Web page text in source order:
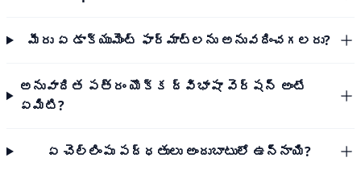
మీరు ఏ డాక్యుమెంట్ ఫార్మాట్‌లను అనువదించగలరు?
అనువాదిత పత్రం యొక్క ద్విభాషా వెర్షన్ అంటే
ఏమిటి?
ఏ చెల్లింపు పద్ధతులు అందుబాటులో ఉన్నాయి?